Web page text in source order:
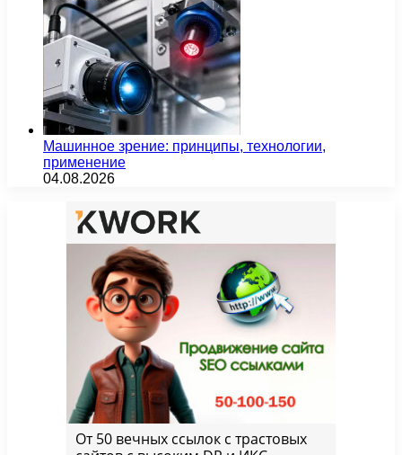
Машинное зрение: принципы, технологии,
применение
04.08.2026